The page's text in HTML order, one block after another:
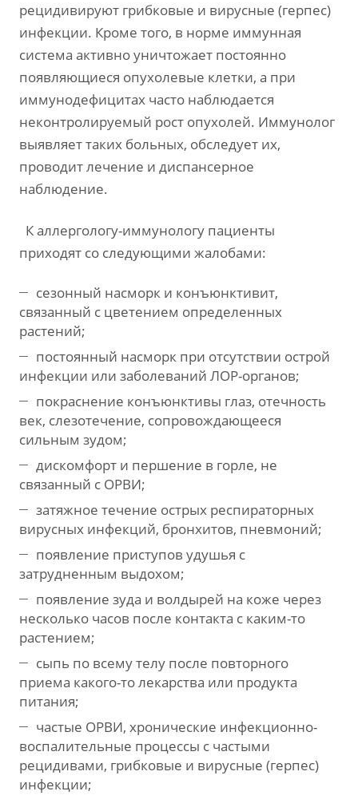
рецидивируют грибковые и вирусные (герпес)
инфекции. Кроме того, в норме иммунная
система активно уничтожает постоянно
появляющиеся опухолевые клетки, а при
иммунодефицитах часто наблюдается
неконтролируемый рост опухолей. Иммунолог
выявляет таких больных, обследует их,
проводит лечение и диспансерное
наблюдение.
К аллергологу-иммунологу пациенты
приходят со следующими жалобами:
сезонный насморк и конъюнктивит,
связанный с цветением определенных
растений;
постоянный насморк при отсутствии острой
инфекции или заболеваний ЛОР-органов;
покраснение конъюнктивы глаз, отечность
век, слезотечение, сопровождающееся
сильным зудом;
дискомфорт и першение в горле, не
связанный с ОРВИ;
затяжное течение острых респираторных
вирусных инфекций, бронхитов, пневмоний;
появление приступов удушья с
затрудненным выдохом;
появление зуда и волдырей на коже через
несколько часов после контакта с каким-то
растением;
сыпь по всему телу после повторного
приема какого-то лекарства или продукта
питания;
частые ОРВИ, хронические инфекционно-
воспалительные процессы с частыми
рецидивами, грибковые и вирусные (герпес)
инфекции;